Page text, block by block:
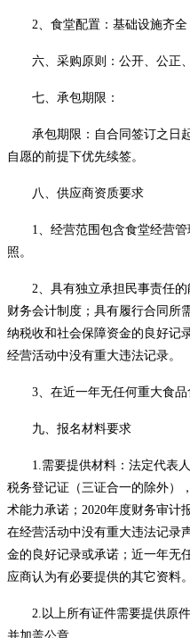
2、食堂配置：基础设施齐
六、 采购原则：公开、公正
七、承包期限 ：
承包期限： 自合同签订之日
自愿的前提下优先续签。
八 、 供应商资质要求
1、经营范围包含食堂经营
照。
2、具有独立承担民事责任
财务会计制度；具有履行合同所
纳税收和社会保障资金的良好记
经营活动中没有重大违法记录。
3、在近一年无任何重大食品
九、报名材料要求
1.需要提供材料：法定代表
税务登记证（三证合一的除外）
术能力承诺；2020年度财务审计
在经营活动中没有重大违法记录
金的良好记录或承诺；近一年无
应商认为有必要提供的其它资料。
2.以上所有证件需要提供原